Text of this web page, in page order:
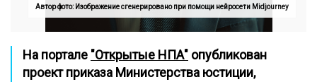
Автор фото: Изображение сгенерировано при помощи нейросети Midjourney
На портале "Открытые НПА" опубликован
проект приказа Министерства юстиции,